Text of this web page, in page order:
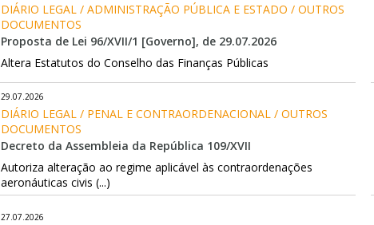
DIÁRIO LEGAL / ADMINISTRAÇÃO PÚBLICA E ESTADO / OUTROS
DOCUMENTOS
Proposta de Lei 96/XVII/1 [Governo], de 29.07.2026
Altera Estatutos do Conselho das Finanças Públicas
29.07.2026
DIÁRIO LEGAL / PENAL E CONTRAORDENACIONAL / OUTROS
DOCUMENTOS
Decreto da Assembleia da República 109/XVII
Autoriza alteração ao regime aplicável às contraordenações
aeronáuticas civis (...)
27.07.2026